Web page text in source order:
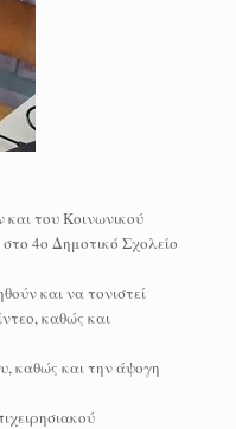
του Κοινωνικού
4ο Δημοτικό Σχολείο
και να τονιστεί
καθώς και
καθώς και την άψογη